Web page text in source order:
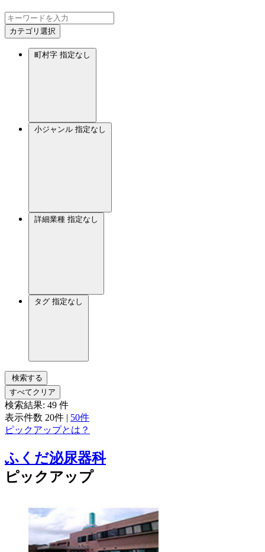
カテゴリ選択
町村字 指定なし
小ジャンル 指定なし
詳細業種 指定なし
タグ 指定なし
検索する
すべてクリア
検索結果: 49 件
表示件数 20件 | 50件
ピックアップとは？
ふくだ泌尿器科
ピックアップ